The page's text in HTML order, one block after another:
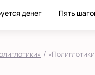
денег Пять
/